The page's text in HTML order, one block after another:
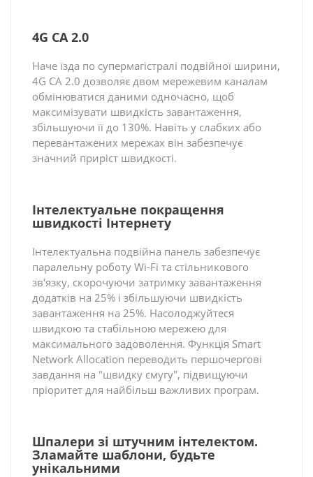
4G CA 2.0
Наче їзда по супермагістралі подвійної ширини,
4G CA 2.0 дозволяє двом мережевим каналам
обмінюватися даними одночасно, щоб
максимізувати швидкість завантаження,
збільшуючи її до 130%. Навіть у слабких або
перевантажених мережах він забезпечує
значний приріст швидкості.
Інтелектуальне покращення
швидкості Інтернету
Інтелектуальна подвійна панель забезпечує
паралельну роботу Wi-Fi та стільникового
зв'язку, скорочуючи затримку завантаження
додатків на 25% і збільшуючи швидкість
завантаження на 25%. Насолоджуйтеся
швидкою та стабільною мережею для
максимального задоволення. Функція Smart
Network Allocation переводить першочергові
завдання на "швидку смугу", підвищуючи
пріоритет для найбільш важливих програм.
Шпалери зі штучним інтелектом.
Зламайте шаблони, будьте
унікальними